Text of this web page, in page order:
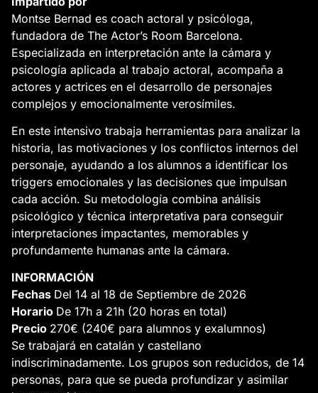
Montse Bernad es coach actoral y psicóloga,
fundadora de The Actor’s Room Barcelona.
Especializada en interpretación ante la cámara y
psicología aplicada al trabajo actoral, acompaña a
actores y actrices en el desarrollo de personajes
complejos y emocionalmente verosímiles.
En este intensivo trabaja herramientas para analizar la
historia, las motivaciones y los conflictos internos del
personaje, ayudando a los alumnos a identificar los
triggers emocionales y las decisiones que impulsan
cada acción. Su metodología combina análisis
psicológico y técnica interpretativa para conseguir
interpretaciones impactantes, memorables y
profundamente humanas ante la cámara.
INFORMACIÓN
Fechas Del 14 al 18 de Septiembre de 2026
Horario De 17h a 21h (20 horas en total)
Precio 270€ (240€ para alumnos y exalumnos)
Se trabajará en catalán y castellano
indiscriminadamente. Los grupos son reducidos, de 14
personas, para que se pueda profundizar y asimilar